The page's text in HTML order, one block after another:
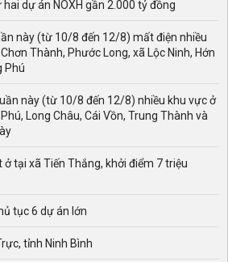
dự án NOXH gần 2.000 tỷ đồng
này (từ 10/8 đến 12/8) mất điện nhiều
Thành, Phước Long, xã Lộc Ninh, Hớn
Phú
này (từ 10/8 đến 12/8) nhiều khu vực ở
Long Châu, Cái Vồn, Trung Thành và
ở tại xã Tiến Thắng, khởi điểm 7 triệu
tục 6 dự án lớn
tỉnh Ninh Bình